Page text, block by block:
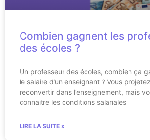
Combien gagnent les
des écoles ?
Un professeur des écoles, combien ça
le salaire d’un enseignant ? Vous
reconvertir dans l’enseignement, mais
connaitre les conditions salariales
LIRE LA SUITE »